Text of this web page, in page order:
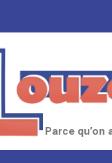
Parce qu’on